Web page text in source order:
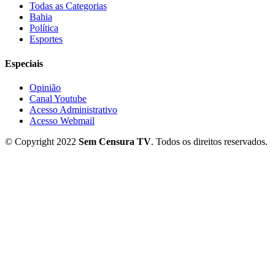
Todas as Categorias
Bahia
Política
Esportes
Especiais
Opinião
Canal Youtube
Acesso Administrativo
Acesso Webmail
© Copyright 2022 Sem Censura TV. Todos os direitos reservados.